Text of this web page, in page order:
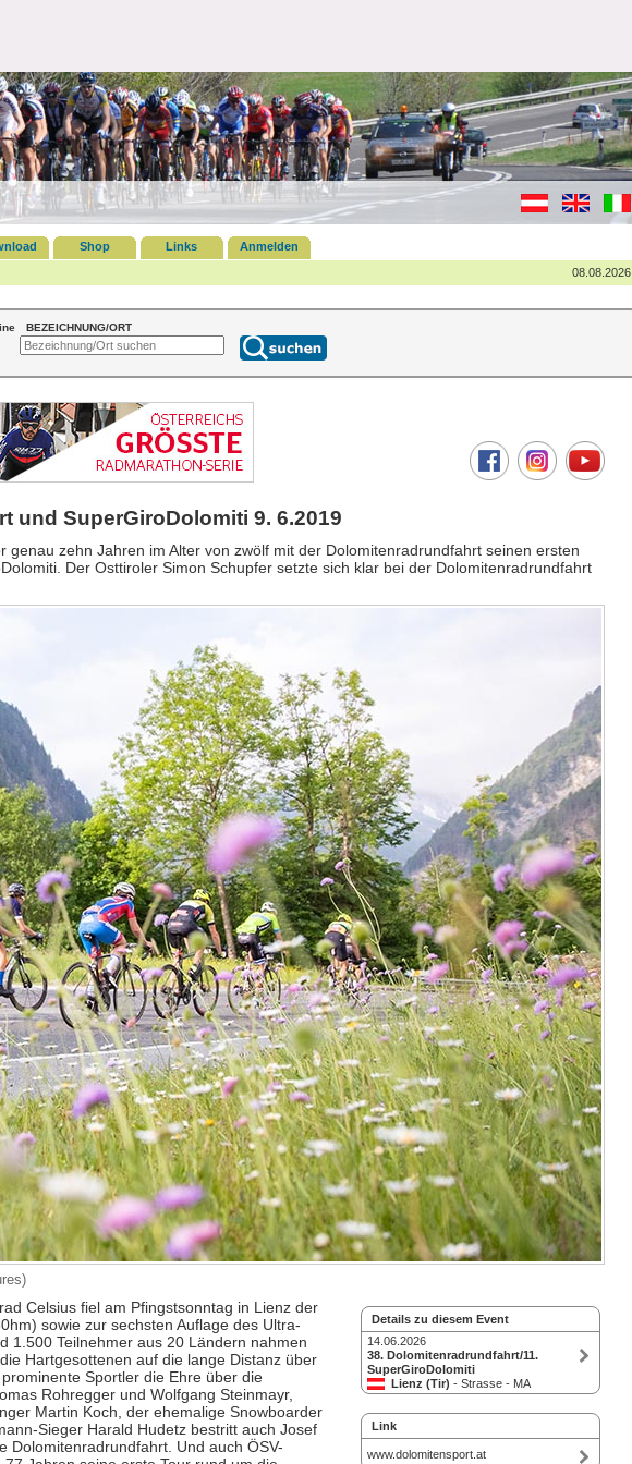
Shop Links
Anmelden
08.08.2026
BEZEICHNUNG/ORT
und SuperGiroDolomiti 9. 6.2019
zehn Jahren im Alter von zwölf mit der Dolomitenradrundfahrt seinen ersten
Der Osttiroler Simon Schupfer setzte sich klar bei der Dolomitenradrundfahrt
Details zu diesem Event
14.06.2026
38. Dolomitenradrundfahrt/11.
SuperGiroDolomiti
Lienz (Tir) - Strasse - MA
Link
www.dolomitensport.at
Celsius fiel am Pfingstsonntag in Lienz der
sowie zur sechsten Auflage des Ultra-
1.500 Teilnehmer aus 20 Ländern nahmen
Hartgesottenen auf die lange Distanz über
Sportler die Ehre über die
Rohregger und Wolfgang Steinmayr,
Martin Koch, der ehemalige Snowboarder
Sieger Harald Hudetz bestritt auch Josef
Dolomitenradrundfahrt. Und auch ÖSV-